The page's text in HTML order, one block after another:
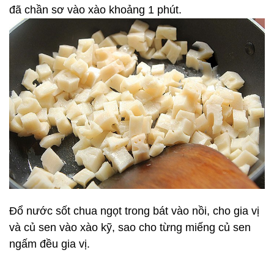
đã chần sơ vào xào khoảng 1 phút.
Đổ nước sốt chua ngọt trong bát vào nồi, cho gia vị
và củ sen vào xào kỹ, sao cho từng miếng củ sen
ngấm đều gia vị.